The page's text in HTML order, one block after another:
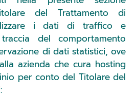
del Trattamento di
i dati di traffico e
del comportamento
di dati statistici, ove
azienda che cura hosting
per conto del Titolare del